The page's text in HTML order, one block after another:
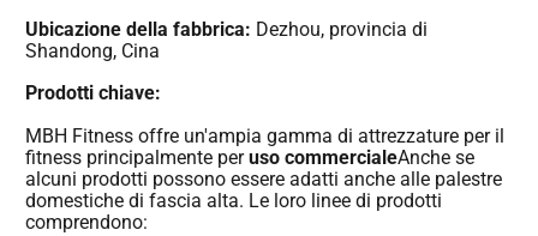
Ubicazione della fabbrica: Dezhou, provincia di
Shandong, Cina
Prodotti chiave:
MBH Fitness offre un'ampia gamma di attrezzature per il
fitness principalmente peruso commercialeAnche se
alcuni prodotti possono essere adatti anche alle palestre
domestiche di fascia alta. Le loro linee di prodotti
comprendono: